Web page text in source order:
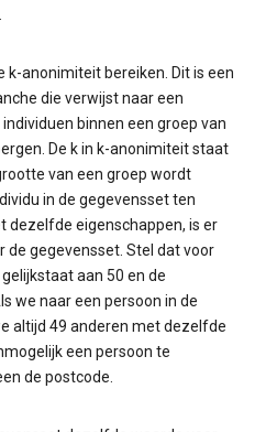
k-anonimiteit bereiken. Dit is een
die verwijst naar een
binnen een groep van
De k in k-anonimiteit staat
van een groep wordt
in de gegevensset ten
dezelfde eigenschappen, is er
de gegevensset. Stel dat voor
aan 50 en de
we naar een persoon in de
altijd 49 anderen met dezelfde
een persoon te
de postcode.